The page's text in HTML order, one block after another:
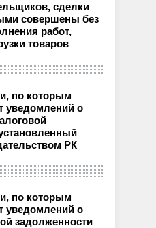
сделки
совершены без
работ,
товаров
по которым
уведомлений о
РК
по которым
уведомлений о
задолженности